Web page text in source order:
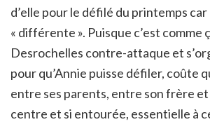
d’elle pour le défilé du printemps
« différente ». Puisque c’est comme
Desrochelles contre-attaque et
pour qu’Annie puisse défiler, coûte
entre ses parents, entre son frère
centre et si entourée, essentielle à